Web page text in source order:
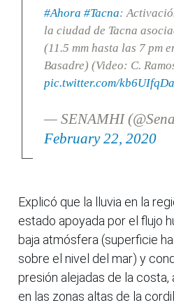
#Ahora #Tacna:
la ciudad de Tacna
(11.5 mm hasta las 7 pm
Basadre) (Video: C.
pic.twitter.com/
— SENAMHI
February 22, 2020
Explicó que la lluvia en la
estado apoyada por el flujo
baja atmósfera (superficie
sobre el nivel del mar) y
presión alejadas de la costa,
en las zonas altas de la